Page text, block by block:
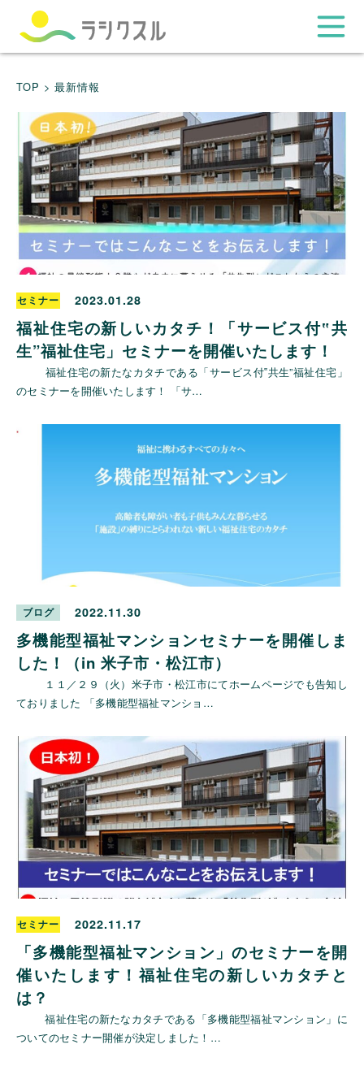
TOP > 最新情報
セミナー 2023.01.28
福祉住宅の新しいカタチ！「サービス付‟共
生”福祉住宅」セミナーを開催いたします！
福祉住宅の新たなカタチである「サービス付‟共生”福祉住宅」
のセミナーを開催いたします！ 「サ…
ブログ 2022.11.30
多機能型福祉マンションセミナーを開催しま
した！（in 米子市・松江市）
１１／２９（火）米子市・松江市にてホームページでも告知し
ておりました 「多機能型福祉マンショ…
セミナー 2022.11.17
「多機能型福祉マンション」のセミナーを開
催いたします！福祉住宅の新しいカタチと
は？
福祉住宅の新たなカタチである「多機能型福祉マンション」に
ついてのセミナー開催が決定しました！…